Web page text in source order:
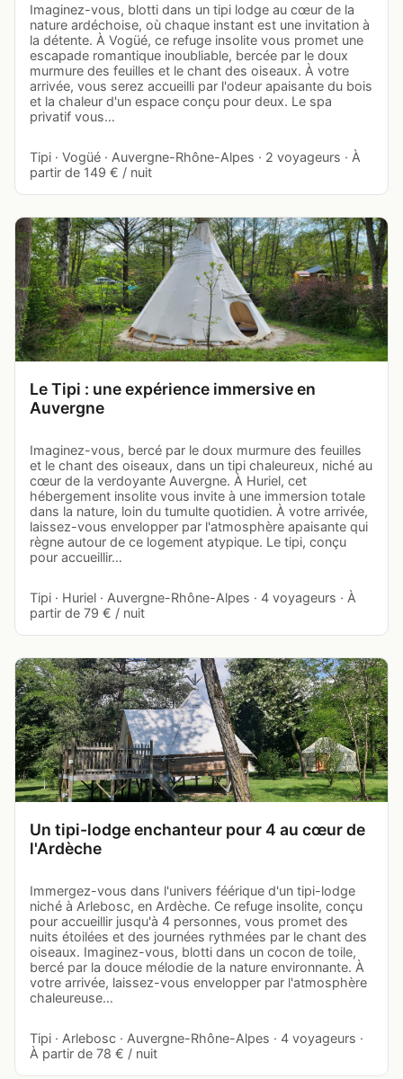
Imaginez-vous, blotti dans un tipi lodge au cœur de la
nature ardéchoise, où chaque instant est une invitation à
la détente. À Vogüé, ce refuge insolite vous promet une
escapade romantique inoubliable, bercée par le doux
murmure des feuilles et le chant des oiseaux. À votre
arrivée, vous serez accueilli par l'odeur apaisante du bois
et la chaleur d'un espace conçu pour deux. Le spa
privatif vous…
Tipi · Vogüé · Auvergne-Rhône-Alpes · 2 voyageurs · À
partir de 149 € / nuit
Le Tipi : une expérience immersive en
Auvergne
Imaginez-vous, bercé par le doux murmure des feuilles
et le chant des oiseaux, dans un tipi chaleureux, niché au
cœur de la verdoyante Auvergne. À Huriel, cet
hébergement insolite vous invite à une immersion totale
dans la nature, loin du tumulte quotidien. À votre arrivée,
laissez-vous envelopper par l'atmosphère apaisante qui
règne autour de ce logement atypique. Le tipi, conçu
pour accueillir…
Tipi · Huriel · Auvergne-Rhône-Alpes · 4 voyageurs · À
partir de 79 € / nuit
Un tipi-lodge enchanteur pour 4 au cœur de
l'Ardèche
Immergez-vous dans l'univers féérique d'un tipi-lodge
niché à Arlebosc, en Ardèche. Ce refuge insolite, conçu
pour accueillir jusqu'à 4 personnes, vous promet des
nuits étoilées et des journées rythmées par le chant des
oiseaux. Imaginez-vous, blotti dans un cocon de toile,
bercé par la douce mélodie de la nature environnante. À
votre arrivée, laissez-vous envelopper par l'atmosphère
chaleureuse…
Tipi · Arlebosc · Auvergne-Rhône-Alpes · 4 voyageurs ·
À partir de 78 € / nuit